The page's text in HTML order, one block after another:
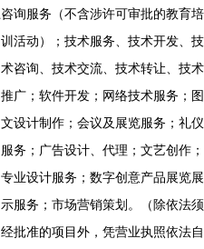
咨询服务（不含涉许可审批的教育培
训活动）；技术服务、技术开发、技
术咨询、技术交流、技术转让、技术
推广；软件开发；网络技术服务；图
文设计制作；会议及展览服务；礼仪
服务；广告设计、代理；文艺创作；
专业设计服务；数字创意产品展览展
示服务；市场营销策划。（除依法须
经批准的项目外，凭营业执照依法自